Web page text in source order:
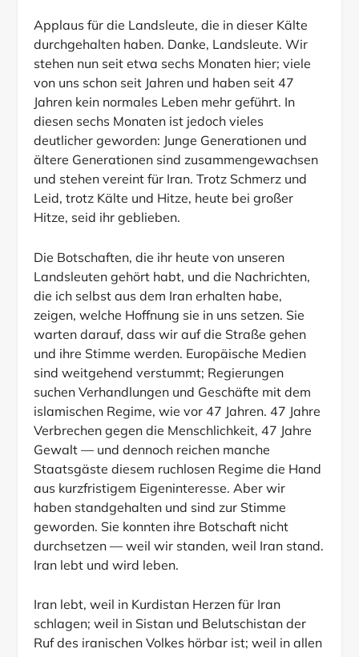
Applaus für die Landsleute, die in dieser Kälte
durchgehalten haben. Danke, Landsleute. Wir
stehen nun seit etwa sechs Monaten hier; viele
von uns schon seit Jahren und haben seit 47
Jahren kein normales Leben mehr geführt. In
diesen sechs Monaten ist jedoch vieles
deutlicher geworden: Junge Generationen und
ältere Generationen sind zusammengewachsen
und stehen vereint für Iran. Trotz Schmerz und
Leid, trotz Kälte und Hitze, heute bei großer
Hitze, seid ihr geblieben.
Die Botschaften, die ihr heute von unseren
Landsleuten gehört habt, und die Nachrichten,
die ich selbst aus dem Iran erhalten habe,
zeigen, welche Hoffnung sie in uns setzen. Sie
warten darauf, dass wir auf die Straße gehen
und ihre Stimme werden. Europäische Medien
sind weitgehend verstummt; Regierungen
suchen Verhandlungen und Geschäfte mit dem
islamischen Regime, wie vor 47 Jahren. 47 Jahre
Verbrechen gegen die Menschlichkeit, 47 Jahre
Gewalt — und dennoch reichen manche
Staatsgäste diesem ruchlosen Regime die Hand
aus kurzfristigem Eigeninteresse. Aber wir
haben standgehalten und sind zur Stimme
geworden. Sie konnten ihre Botschaft nicht
durchsetzen — weil wir standen, weil Iran stand.
Iran lebt und wird leben.
Iran lebt, weil in Kurdistan Herzen für Iran
schlagen; weil in Sistan und Belutschistan der
Ruf des iranischen Volkes hörbar ist; weil in allen